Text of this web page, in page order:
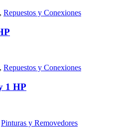
, Repuestos y Conexiones
, Repuestos y Conexiones
1 HP
Pinturas y Removedores